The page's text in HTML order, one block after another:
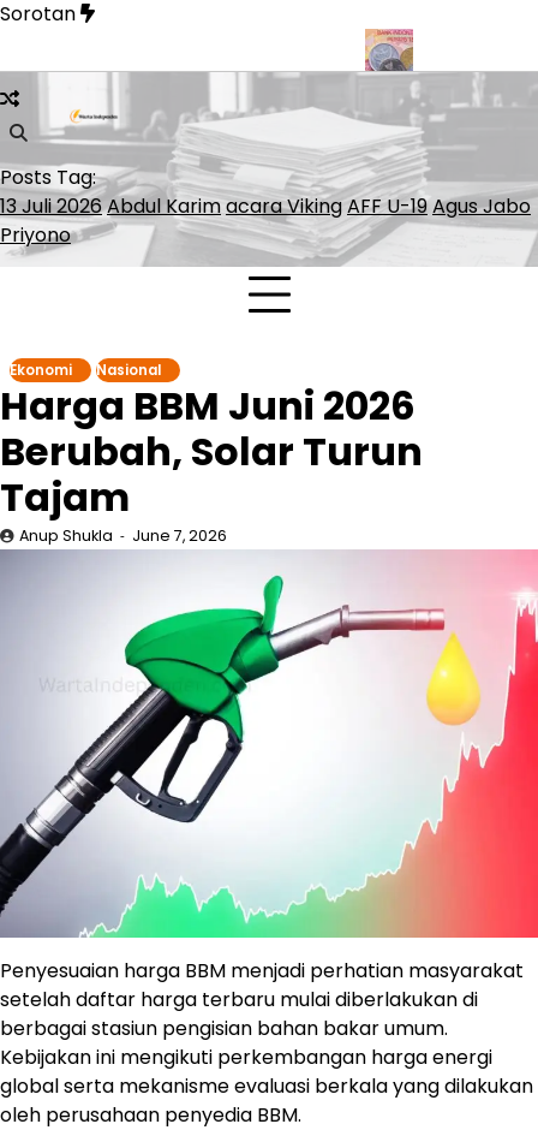
Skip
content
Sorotan
Cepat Whoosh hingga Surabaya BI Rate Jadi Kunci
Posts Tag:
13 Juli 2026Abdul Karimacara VikingAFF U-19Agus Jabo
Priyono
Ekonomi Nasional
Harga BBM Juni 2026
Berubah, Solar Turun
Tajam
Anup Shukla June 7, 2026
Penyesuaian harga BBM menjadi perhatian masyarakat
setelah daftar harga terbaru mulai diberlakukan di
berbagai stasiun pengisian bahan bakar umum.
Kebijakan ini mengikuti perkembangan harga energi
global serta mekanisme evaluasi berkala yang dilakukan
oleh perusahaan penyedia BBM.